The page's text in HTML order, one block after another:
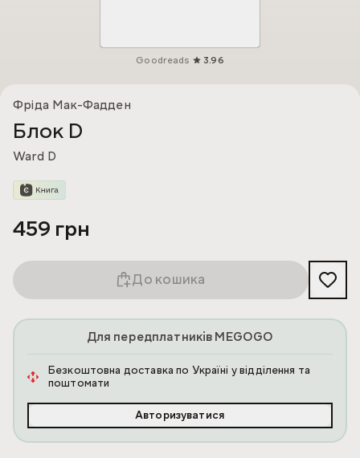
Goodreads 3.96
Фріда Мак-Фадден
Блок D
Ward D
459 грн
До кошика
Для передплатників MEGOGO
Безкоштовна доставка по Україні у відділення та
поштомати
Авторизуватися